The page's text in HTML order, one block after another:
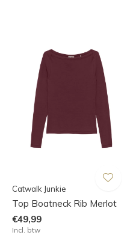
Catwalk Junkie
Top Boatneck Rib Merlot
€49,99
Incl. btw